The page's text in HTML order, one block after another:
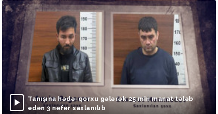
Tanışına hədə-qorxu gələrək 25 min manat tələb
edən 3 nəfər saxlanılıb